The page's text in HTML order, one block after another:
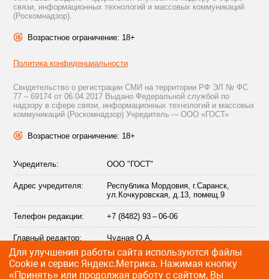
связи, информационных технологий и массовых коммуникаций
(Роскомнадзор).
Возрастное ограничение: 18+
Политика конфиденциальности
Свидетельство о регистрации СМИ на территории РФ ЭЛ № ФС
77 – 69174 от 06.04.2017 Выдано Федеральной службой по
надзору в сфере связи, информационных технологий и массовых
коммуникаций (Роскомнадзор) Учредитель — ООО «ГОСТ»
Возрастное ограничение: 18+
Учредитель: ООО "ГОСТ"
Адрес учредителя:
Республика Мордовия, г.Саранск,
ул.Кочкуровская, д.13, помещ.9
Телефон редакции: +7 (8482) 93 – 06-06
Главный редактор: Чудная О.А.
Адрес электронной
почты редакции:
info@citytraffic.ru
Для улучшения работы сайта используются файлы
Сookie и сервис Яндекс.Метрика. Нажимая кнопку
«Принять» или продолжая работу с сайтом, Вы